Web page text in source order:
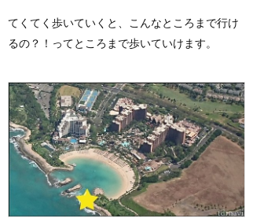
てくてく歩いていくと、こんなところまで行け
るの？！ってところまで歩いていけます。